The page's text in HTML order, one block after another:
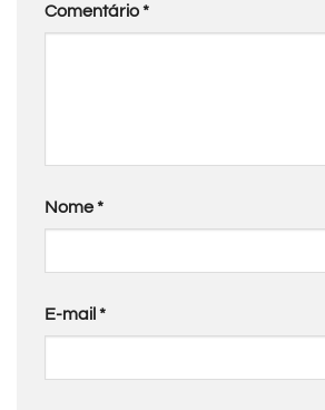
Comentário*
Nome*
E-mail *